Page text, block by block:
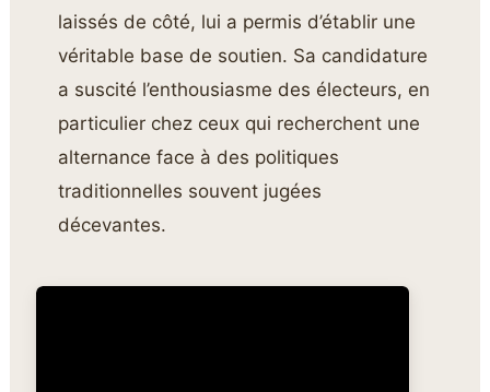
laissés de côté, lui a permis d’établir une
véritable base de soutien. Sa candidature
a suscité l’enthousiasme des électeurs, en
particulier chez ceux qui recherchent une
alternance face à des politiques
traditionnelles souvent jugées
décevantes.